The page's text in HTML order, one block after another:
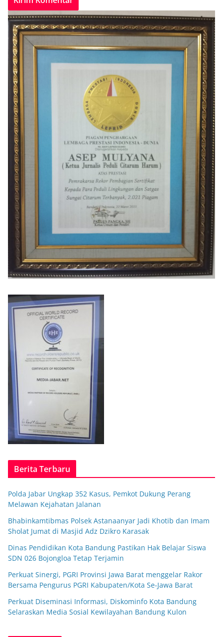
Berita Terbaru
Polda Jabar Ungkap 352 Kasus, Pemkot Dukung Perang
Melawan Kejahatan Jalanan
Bhabinkamtibmas Polsek Astanaanyar Jadi Khotib dan Imam
Sholat Jumat di Masjid Adz Dzikro Karasak
Dinas Pendidikan Kota Bandung Pastikan Hak Belajar Siswa
SDN 026 Bojongloa Tetap Terjamin
Perkuat Sinergi, PGRI Provinsi Jawa Barat menggelar Rakor
Bersama Pengurus PGRI Kabupaten/Kota Se-Jawa Barat
Perkuat Diseminasi Informasi, Diskominfo Kota Bandung
Selaraskan Media Sosial Kewilayahan Bandung Kulon